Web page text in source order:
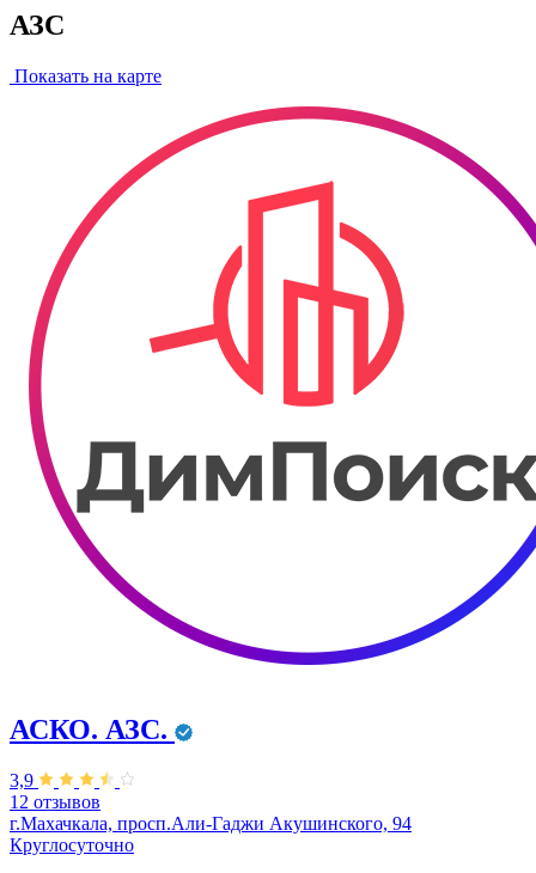
АЗС
Показать на карте
АСКО. АЗС.
3,9
12 отзывов
г.Махачкала, просп.Али-Гаджи Акушинского, 94
Круглосуточно